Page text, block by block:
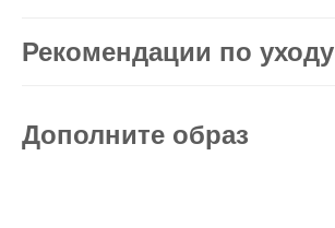
Рекомендации по уходу
Дополните образ